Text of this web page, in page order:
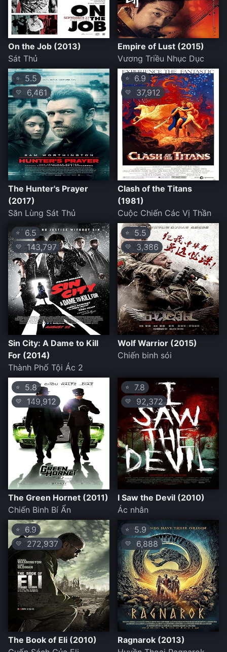
On the Job (2013)
Sát Thủ
Empire of Lust (2015)
Vương Triều Nhục Dục
⭐ 5.5
💛 6,461
The Hunter's Prayer
(2017)
Săn Lùng Sát Thủ
⭐ 6.9
💛 37,912
Clash of the Titans
(1981)
Cuộc Chiến Các Vị Thần
⭐ 6.5
💛 143,797
Sin City: A Dame to Kill
For (2014)
Thành Phố Tội Ác 2
⭐ 5.5
💛 3,386
Wolf Warrior (2015)
Chiến binh sói
⭐ 5.8
💛 149,912
The Green Hornet (2011)
Chiến Binh Bí Ẩn
⭐ 7.8
💛 92,372
I Saw the Devil (2010)
Ác nhân
⭐ 6.9
💛 272,937
The Book of Eli (2010)
⭐ 5.9
💛 6,888
Ragnarok (2013)